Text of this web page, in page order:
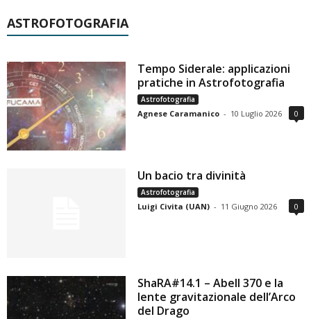
ASTROFOTOGRAFIA
Tempo Siderale: applicazioni
pratiche in Astrofotografia
Astrofotografia
Agnese Caramanico - 10 Luglio 2026 0
Un bacio tra divinità
Astrofotografia
Luigi Civita (UAN) - 11 Giugno 2026 0
ShaRA#14.1 – Abell 370 e la
lente gravitazionale dell’Arco
del Drago